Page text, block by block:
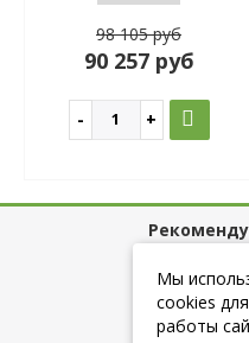
98 105 руб
90 257 руб
Мы
cookies
работы